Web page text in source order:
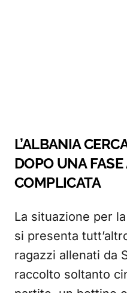
L’ALBANIA
DOPO UNA FASE
COMPLICATA
La situazione per la
si presenta
ragazzi allenati da
raccolto soltanto